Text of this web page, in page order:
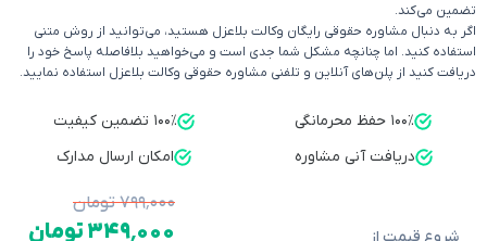
تضمین می‌کند.
اگر به دنبال مشاوره حقوقی رایگان وکالت بلاعزل هستید، می‌توانید از روش متنی
استفاده کنید. اما چنانچه مشکل شما جدی است و می‌خواهید بلافاصله پاسخ خود را
دریافت کنید از پلن‌های آنلاین و تلفنی مشاوره حقوقی وکالت بلاعزل استفاده نمایید.
۱۰۰٪ حفظ محرمانگی
۱۰۰٪ تضمین کیفیت
دریافت آنی مشاوره
امکان ارسال مدارک
۷۹۹٬۰۰۰ تومان
۳۴۹٬۰۰۰ تومان